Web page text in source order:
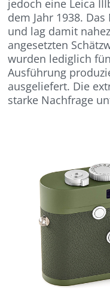
jedoch eine Leica
dem Jahr 1938.
und lag damit
angesetzten
wurden lediglich
Ausführung
ausgeliefert. Die
starke Nachfrage